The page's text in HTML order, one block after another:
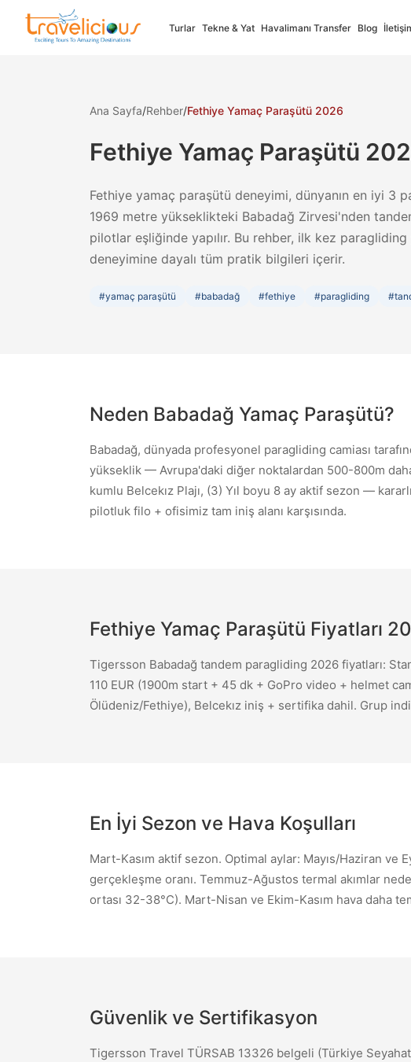
Turlar Tekne & Yat Havalimanı Transfer Blog
Select your language
Türkçe
Turkish
English
English
Chinese Korean
Română Српски
Ana Sayfa/Rehber/Fethiye Yamaç Paraşütü 2026
Fethiye Yamaç Paraşütü
Fethiye yamaç paraşütü deneyimi, dünyanın en iyi 3
1969 metre yükseklikteki Babadağ Zirvesi'nden
pilotlar eşliğinde yapılır. Bu rehber, ilk kez
deneyimine dayalı tüm pratik bilgileri içerir.
#yamaç paraşütü #babadağ #fethiye #paragliding #
Neden Babadağ Yamaç Paraşütü?
Babadağ, dünyada profesyonel paragliding camiası
yükseklik — Avrupa'daki diğer noktalardan 500-800m
kumlu Belcekız Plajı, (3) Yıl boyu 8 ay aktif sezon —
pilotluk filo + ofisimiz tam iniş alanı karşısında.
Fethiye Yamaç Paraşütü Fiyatları
Tigersson Babadağ tandem paragliding 2026 fiyatları:
110 EUR (1900m start + 45 dk + GoPro video + helmet
Ölüdeniz/Fethiye), Belcekız iniş + sertifika dahil. Grup
En İyi Sezon ve Hava Koşulları
Mart-Kasım aktif sezon. Optimal aylar: Mayıs/Haziran
gerçekleşme oranı. Temmuz-Ağustos termal akımlar
ortası 32-38°C). Mart-Nisan ve Ekim-Kasım hava daha
Güvenlik ve Sertifikasyon
Tigersson Travel TÜRSAB 13326 belgeli (Türkiye